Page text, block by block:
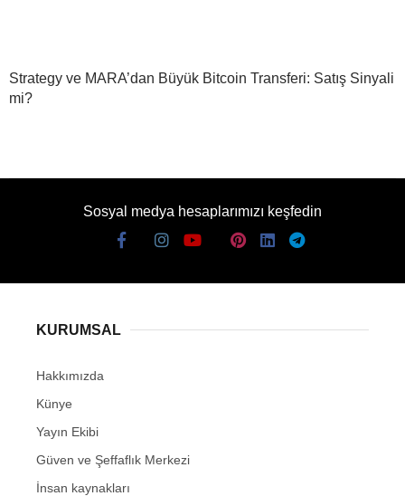
Strategy ve MARA’dan Büyük Bitcoin Transferi: Satış Sinyali
mi?
Sosyal medya hesaplarımızı keşfedin
KURUMSAL
Hakkımızda
Künye
Yayın Ekibi
Güven ve Şeffaflık Merkezi
İnsan kaynakları